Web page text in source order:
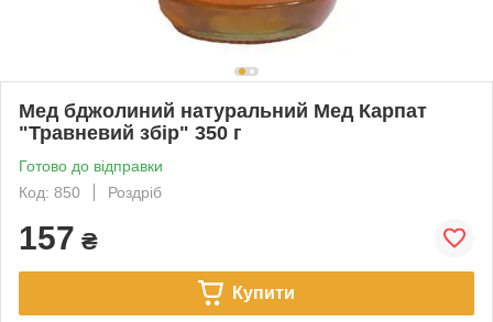
Мед бджолиний натуральний Мед Карпат
"Травневий збір" 350 г
Готово до відправки
Код: 850
Роздріб
157 ₴
Купити